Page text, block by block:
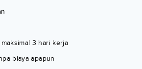
3 hari kerja
biaya apapun